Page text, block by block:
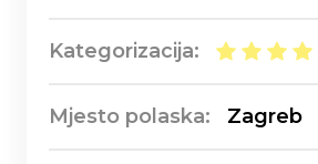
Kategorizacija:
Mjesto polaska: Zagreb